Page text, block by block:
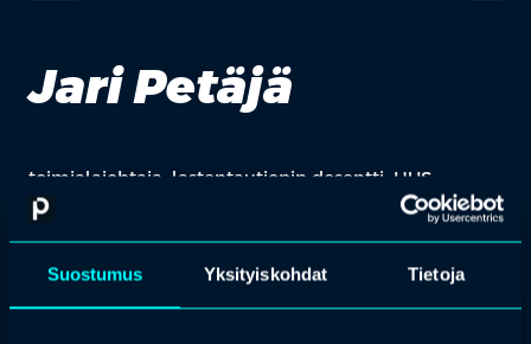
Suostumus Yksityiskohdat Tietoja
Jari Petäjä
toimialajohtaja, lastentautiopin dosentti, HUS
Jari Petäjä on lastenlääkäri, lastentautiopin dosentti ja HUSin
2008.
Aikoinaan virkansa vastaanottohaastattelussa hän kertoi